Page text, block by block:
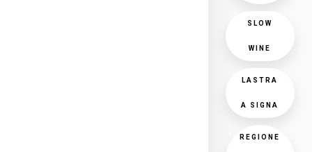
SLOW
WINE
LASTRA
A SIGNA
REGIONE